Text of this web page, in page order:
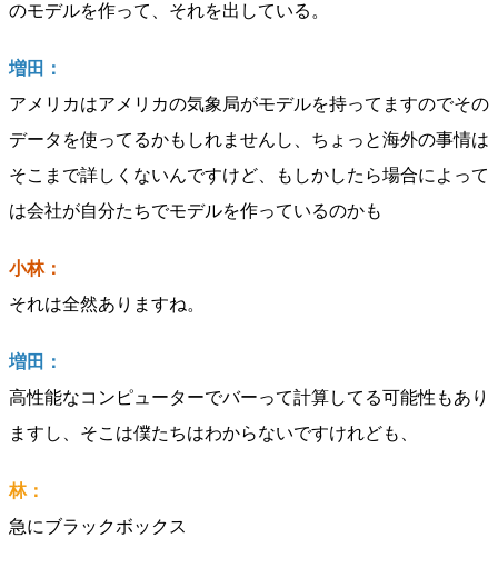
のモデルを作って、それを出している。
増田：
アメリカはアメリカの気象局がモデルを持ってますのでその
データを使ってるかもしれませんし、ちょっと海外の事情は
そこまで詳しくないんですけど、もしかしたら場合によって
は会社が自分たちでモデルを作っているのかも
小林：
それは全然ありますね。
増田：
高性能なコンピューターでバーって計算してる可能性もあり
ますし、そこは僕たちはわからないですけれども、
林：
急にブラックボックス